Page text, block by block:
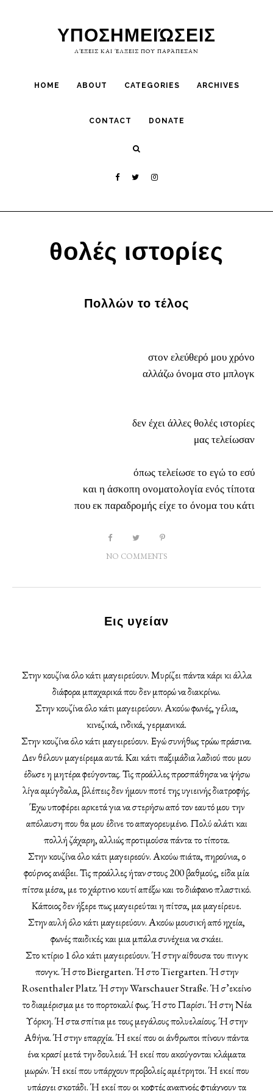
ΥΠΟΣΗΜΕΙΏΣΕΙΣ
ΛΈΞΕΙΣ ΚΑΙ ΈΛΞΕΙΣ ΠΟΥ ΠΑΡΆΠΕΣΑΝ
HOME ABOUT CATEGORIES ARCHIVES
CONTACT DONATE
θολές ιστορίες
Πολλών το τέλος
στον ελεύθερό μου χρόνο
αλλάζω όνομα στο μπλογκ
δεν έχει άλλες θολές ιστορίες
μας τελείωσαν
όπως τελείωσε το εγώ το εσύ
και η άσκοπη ονοματολογία ενός τίποτα
που εκ παραδρομής είχε το όνομα του κάτι
NO COMMENTS
Εις υγείαν
Στην κουζίνα όλο κάτι μαγειρεύουν. Μυρίζει πάντα κάρι κι άλλα
διάφορα μπαχαρικά που δεν μπορώ να διακρίνω.
Στην κουζίνα όλο κάτι μαγειρεύουν. Ακούω φωνές, γέλια,
κινεζικά, ινδικά, γερμανικά.
Στην κουζίνα όλο κάτι μαγειρεύουν. Εγώ συνήθως τρώω πράσινα.
Δεν θέλουν μαγείρεμα αυτά. Και κάτι παξιμάδια λαδιού που μου
έδωσε η μητέρα φεύγοντας. Τις προάλλες προσπάθησα να ψήσω
λίγα αμύγδαλα, βλέπεις δεν ήμουν ποτέ της υγιεινής διατροφής.
Έχω υποφέρει αρκετά για να στερήσω από τον εαυτό μου την
απόλαυση που θα μου έδινε το απαγορευμένο. Πολύ αλάτι και
πολλή ζάχαρη, αλλιώς προτιμούσα πάντα το τίποτα.
Στην κουζίνα όλο κάτι μαγειρεούν. Ακούω πιάτα, πηρούνια, ο
φούρνος ανάβει. Τις προάλλες ήταν στους 200 βαθμούς, είδα μία
πίτσα μέσα, με το χάρτινο κουτί απέξω και το διάφανο πλαστικό.
Κάποιος δεν ήξερε πως μαγειρεύται η πίτσα, μα μαγείρευε.
Στην αυλή όλο κάτι μαγειρεύουν. Ακούω μουσική από ηχεία,
φωνές παιδικές και μια μπάλα συνέχεια να σκάει.
Στο κτίριο 1 όλο κάτι μαγειρεύουν. Ή στην αίθουσα του πινγκ
πονγκ. Ή στο Biergarten. Ή στο Tiergarten. Ή στην
Rosenthaler Platz. Ή στην Warschauer Straße. Ή σ’εκείνο
το διαμέρισμα με το πορτοκαλί φως. Ή στο Παρίσι. Ή στη Νέα
Υόρκη. Ή στα σπίτια με τους μεγάλους πολυελαίους. Ή στην
Αθήνα. Ή στην επαρχία. Ή εκεί που οι άνθρωποι πίνουν πάντα
ένα κρασί μετά την δουλειά. Ή εκεί που ακούγονται κλάματα
μωρών. Ή εκεί που υπάρχουν προβολείς αμέτρητοι. Ή εκεί που
υπάρχει σκοτάδι. Ή εκεί που οι κοφτές αναπνοές φτιάχνουν τα